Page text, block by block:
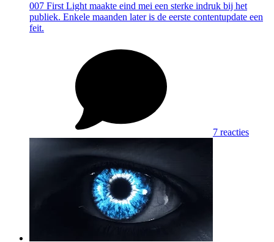
007 First Light maakte eind mei een sterke indruk bij het
publiek. Enkele maanden later is de eerste contentupdate een
feit.
7 reacties